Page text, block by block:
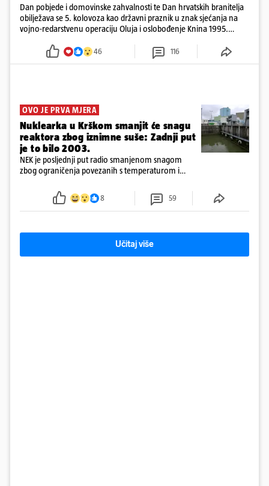
Dan pobjede i domovinske zahvalnosti te Dan hrvatskih branitelja
obilježava se 5. kolovoza kao državni praznik u znak sjećanja na
vojno-redarstvenu operaciju Oluja i oslobođenje Knina 1995.
46 116
OVO JE PRVA MJERA
Nuklearka u Krškom smanjit će snagu
reaktora zbog iznimne suše: Zadnji put
je to bilo 2003.
NEK je posljednji put radio smanjenom snagom
zbog ograničenja povezanih s temperaturom i
smanjenje snage bilo potrebno više od 90 dana.
8 59
Učitaj više